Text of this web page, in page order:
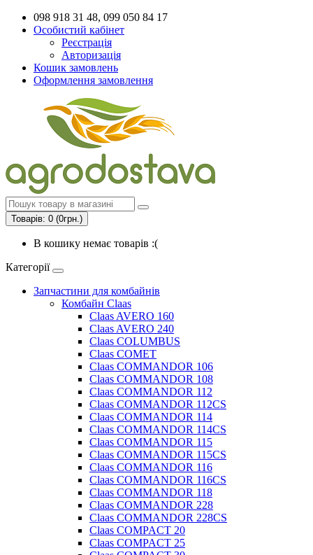
098 918 31 48, 099 050 84 17
Особистий кабінет
Реєстрація
Авторизація
Кошик замовлень
Оформлення замовлення
Товарів: 0 (0грн.)
В кошику немає товарів :(
Категорії
Запчастини для комбайнів
Комбайн Claas
Claas AVERO 160
Claas AVERO 240
Claas COLUMBUS
Claas COMET
Claas COMMANDOR 106
Claas COMMANDOR 108
Claas COMMANDOR 112
Claas COMMANDOR 112CS
Claas COMMANDOR 114
Claas COMMANDOR 114CS
Claas COMMANDOR 115
Claas COMMANDOR 115CS
Claas COMMANDOR 116
Claas COMMANDOR 116CS
Claas COMMANDOR 118
Claas COMMANDOR 228
Claas COMMANDOR 228CS
Claas COMPACT 20
Claas COMPACT 25